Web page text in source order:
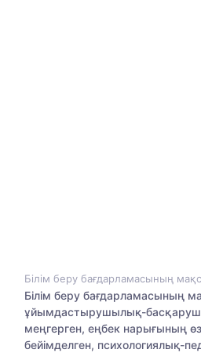
Білім беру бағдарламасының
Білім беру бағдарламасының
ұйымдастырушылық-
меңгерген, еңбек нарығының
бейімделген, психологиялық-